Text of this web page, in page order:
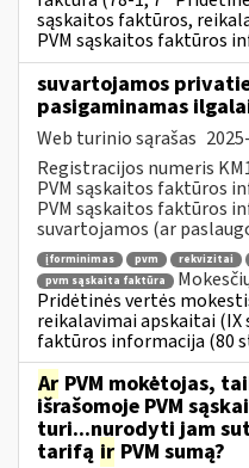
sąskaitos faktūros,
PVM sąskaitos faktūros
suvartojamos
pasigaminamas
Web turinio sąrašas
Registracijos numeris
PVM sąskaitos faktūros
PVM sąskaitos faktūros
suvartojamos (ar
įforminimas pvm rekvizitai
pvm sąskaita faktūra
Pridėtinės vertės
reikalavimai apskaitai (IX
faktūros informacija (80
Ar PVM mokėtojas,
išrašomoje PVM
turi...nurodyti jam
tarifą ir PVM sumą?